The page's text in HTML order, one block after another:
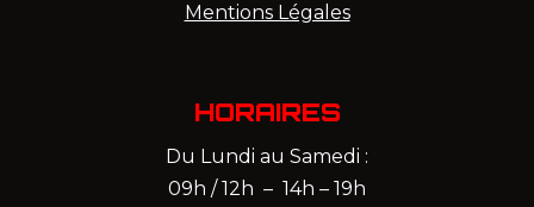
Mentions Légales
HORAIRES
Du Lundi au Samedi :
09h / 12h – 14h – 19h